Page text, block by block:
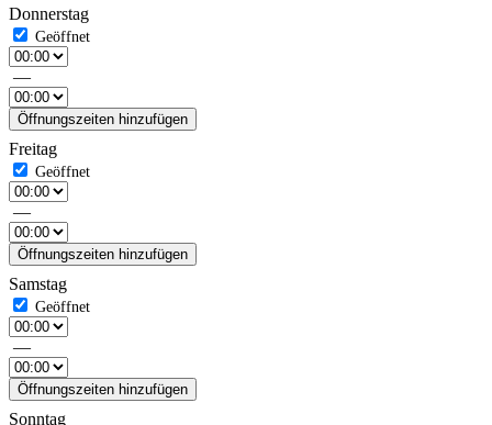
Donnerstag
—
Öffnungszeiten hinzufügen
Freitag
—
Öffnungszeiten hinzufügen
Samstag
—
Öffnungszeiten hinzufügen
Sonntag